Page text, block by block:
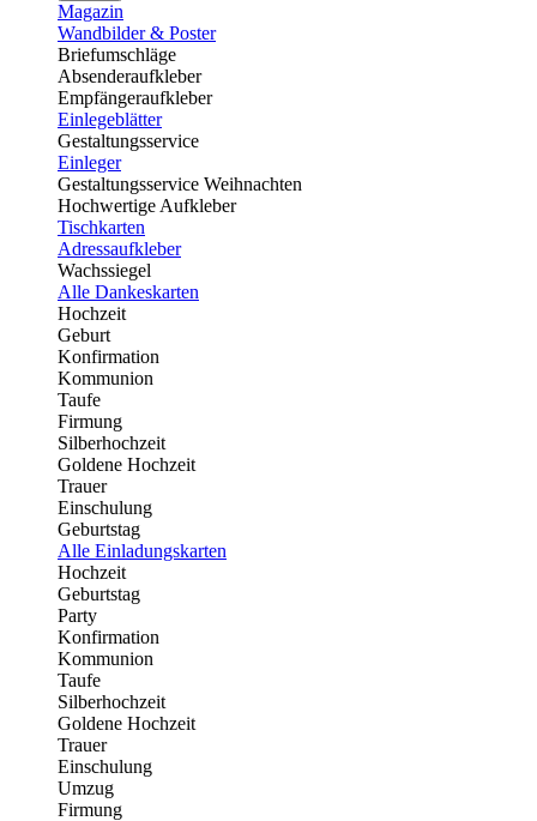
Magazin
Wandbilder & Poster
Briefumschläge
Absenderaufkleber
Empfängeraufkleber
Einlegeblätter
Gestaltungsservice
Einleger
Gestaltungsservice Weihnachten
Hochwertige Aufkleber
Tischkarten
Adressaufkleber
Wachssiegel
Alle Dankeskarten
Hochzeit
Geburt
Konfirmation
Kommunion
Taufe
Firmung
Silberhochzeit
Goldene Hochzeit
Trauer
Einschulung
Geburtstag
Alle Einladungskarten
Hochzeit
Geburtstag
Party
Konfirmation
Kommunion
Taufe
Silberhochzeit
Goldene Hochzeit
Trauer
Einschulung
Umzug
Firmung